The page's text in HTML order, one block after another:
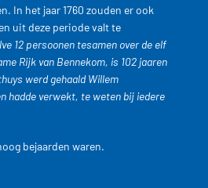
In het jaar 1760 zouden er ook
uit deze periode valt te
12 persoonen tesamen over de elf
Rijk van Bennekom, is 102 jaaren
werdgehaald Willem
hadde verwekt, te weten bij iedere
bejaarden waren.